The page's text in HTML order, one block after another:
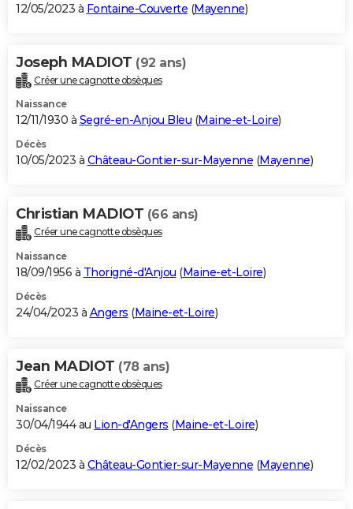
12/05/2023 à Fontaine-Couverte (Mayenne)
Joseph MADIOT (92 ans)
Créer une cagnotte obsèques
Naissance
12/11/1930 à Segré-en-Anjou Bleu (Maine-et-Loire)
Décès
10/05/2023 à Château-Gontier-sur-Mayenne (Mayenne)
Christian MADIOT (66 ans)
Créer une cagnotte obsèques
Naissance
18/09/1956 à Thorigné-d'Anjou (Maine-et-Loire)
Décès
24/04/2023 à Angers (Maine-et-Loire)
Jean MADIOT (78 ans)
Créer une cagnotte obsèques
Naissance
30/04/1944 au Lion-d'Angers (Maine-et-Loire)
Décès
12/02/2023 à Château-Gontier-sur-Mayenne (Mayenne)